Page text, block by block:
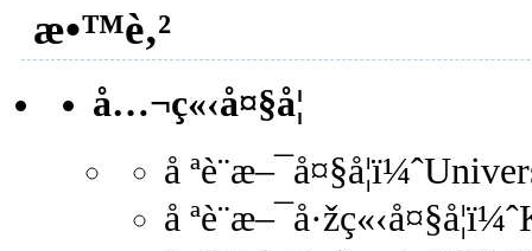
æ•™è‚²
å…¬ç«‹å¤§å­¦
å
å